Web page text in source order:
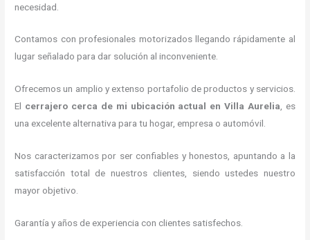
necesidad.
Contamos con profesionales motorizados llegando rápidamente al
lugar señalado para dar solución al inconveniente.
Ofrecemos un amplio y extenso portafolio de productos y servicios.
El cerrajero cerca de mi ubicación actual en Villa Aurelia, es
una excelente alternativa para tu hogar, empresa o automóvil.
Nos caracterizamos por ser confiables y honestos, apuntando a la
satisfacción total de nuestros clientes, siendo ustedes nuestro
mayor objetivo.
Garantía y años de experiencia con clientes satisfechos.